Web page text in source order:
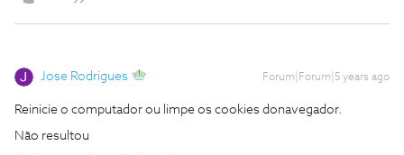
Jose Rodrigues Forum|Forum|5 years ago
Reinicie o computador ou limpe os cookies donavegador.
Não resultou